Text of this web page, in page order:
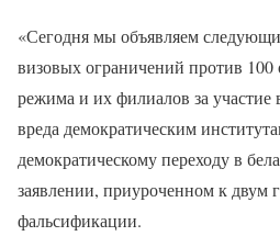
«Сегодня мы объявляем
визовых ограничений против
режима и их филиалов за
вреда демократическим
демократическому переходу в
заявлении, приуроченном к двум
фальсификации.